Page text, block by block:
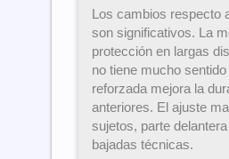
Los cambios respecto
son significativos. La
protección en largas
no tiene mucho
reforzada mejora la
anteriores. El ajuste
sujetos, parte
bajadas técnicas.